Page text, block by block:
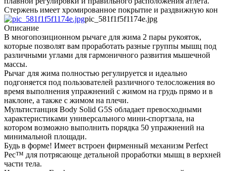
Стержень имеет хромированное покрытие и раздвижную кон
pic_581f1f5f1174e.jpg
Описание
В многопозиционном рычаге для жима 2 пары рукояток,
которые позволят вам проработать разные группы мышц под
различными углами для гармоничного развития мышечной
массы.
Рычаг для жима полностью регулируется и идеально
подгоняется под пользователей различного телосложения во
время выполнения упражнений с жимом на грудь прямо и в
наклоне, а также с жимом на плечи.
Мультистанция Body Solid G5S обладает превосходными
характеристиками универсального мини-спортзала, на
котором возможно выполнить порядка 50 упражнений на
минимальной площади.
Будь в форме! Имеет встроен фирменный механизм Perfect
Pec™ для потрясающе детальной проработки мышц в верхней
части тела.